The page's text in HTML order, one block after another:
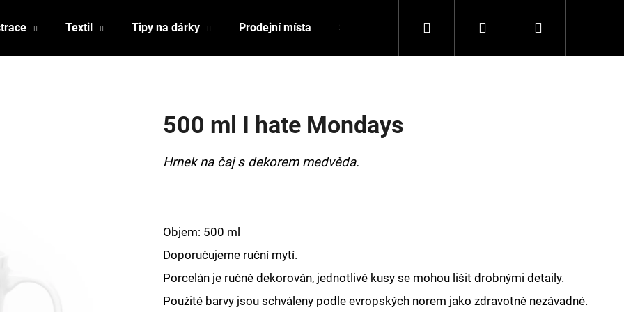
Textil Tipy na dárky Prodejní místa Spolupráce Kontakty
Hledat PřihlášeníNákupní
500 ml I hate Mondays
Hrnek na čaj s dekorem medvěda.
Objem: 500 ml
Doporučujeme ruční mytí.
Porcelán je ručně dekorován, jednotlivé kusy se mohou lišit drobnými detaily.
Použité barvy jsou schváleny podle evropských norem jako zdravotně nezávadné.
HLEDAT